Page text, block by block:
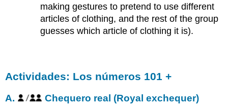
making gestures to pretend to use different
articles of clothing, and the rest of the group
guesses which article of clothing it is).
Actividades: Los números 101 +
A. Chequero real (Royal exchequer)